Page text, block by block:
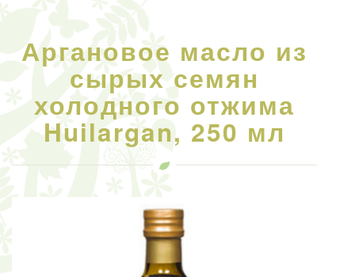
Аргановое масло из
сырых семян
холодного отжима
Huilargan, 250 мл